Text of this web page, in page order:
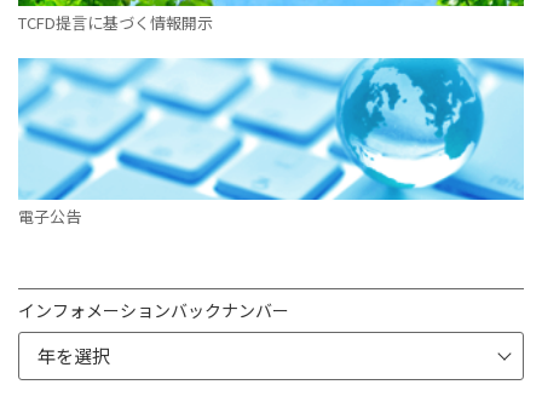
TCFD提言に基づく情報開示
電子公告
インフォメーションバックナンバー